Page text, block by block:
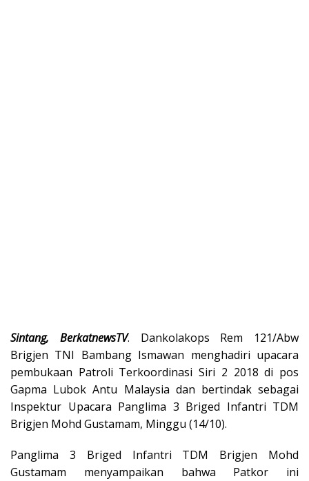
Sintang, BerkatnewsTV. Dankolakops Rem 121/Abw
Brigjen TNI Bambang Ismawan menghadiri upacara
pembukaan Patroli Terkoordinasi Siri 2 2018 di pos
Gapma Lubok Antu Malaysia dan bertindak sebagai
Inspektur Upacara Panglima 3 Briged Infantri TDM
Brigjen Mohd Gustamam, Minggu (14/10).
Panglima 3 Briged Infantri TDM Brigjen Mohd
Gustamam menyampaikan bahwa Patkor ini